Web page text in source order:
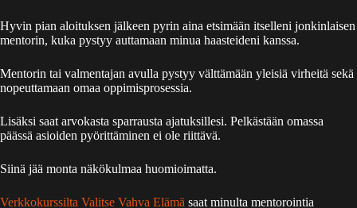
Hyvin pian aloituksen jälkeen pyrin aina etsimään itselleni jonkinlaisen
mentorin, kuka pystyy auttamaan minua haasteideni kanssa.
Mentorin tai valmentajan avulla pystyy välttämään yleisiä virheitä sekä
nopeuttamaan omaa oppimisprosessia.
Lisäksi saat arvokasta sparrausta ajatuksillesi. Pelkästään omassa
päässä asioiden pyörittäminen ei ole riittävä.
Siinä jää monta näkökulmaa huomioimatta.
Verkkokurssilta Valitse Vahva Elämä saat minulta mentorointia